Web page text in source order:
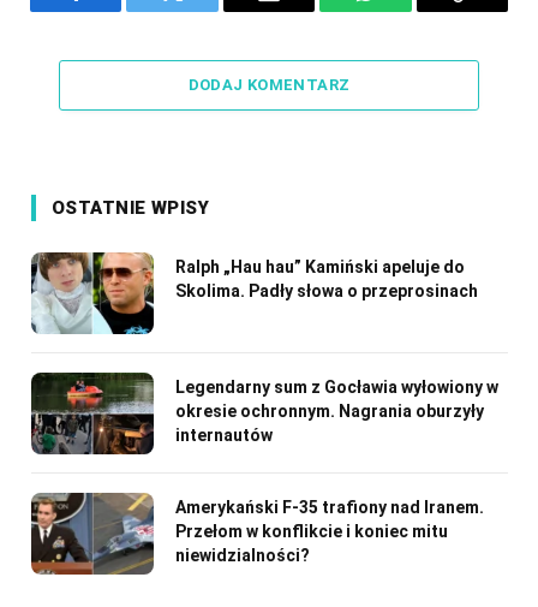
Facebook Twitter Email WhatsAppCopy
DODAJ KOMENTARZ
OSTATNIE WPISY
Ralph „Hau hau” Kamiński apeluje do
Skolima. Padły słowa o przeprosinach
Legendarny sum z Gocławia wyłowiony w
okresie ochronnym. Nagrania oburzyły
internautów
Amerykański F-35 trafiony nad Iranem.
Przełom w konflikcie i koniec mitu
niewidzialności?